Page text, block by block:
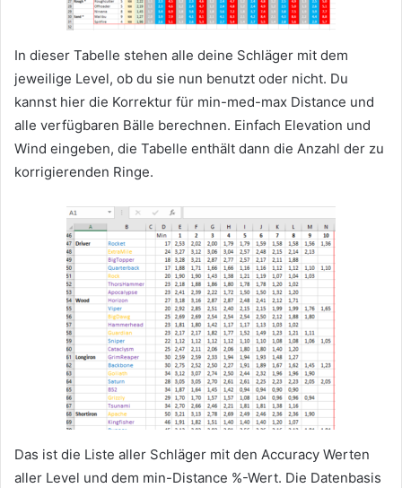
In dieser Tabelle stehen alle deine Schläger mit dem
jeweilige Level, ob du sie nun benutzt oder nicht. Du
kannst hier die Korrektur für min-med-max Distance und
alle verfügbaren Bälle berechnen. Einfach Elevation und
Wind eingeben, die Tabelle enthält dann die Anzahl der zu
korrigierenden Ringe.
Das ist die Liste aller Schläger mit den Accuracy Werten
aller Level und dem min-Distance %-Wert. Die Datenbasis